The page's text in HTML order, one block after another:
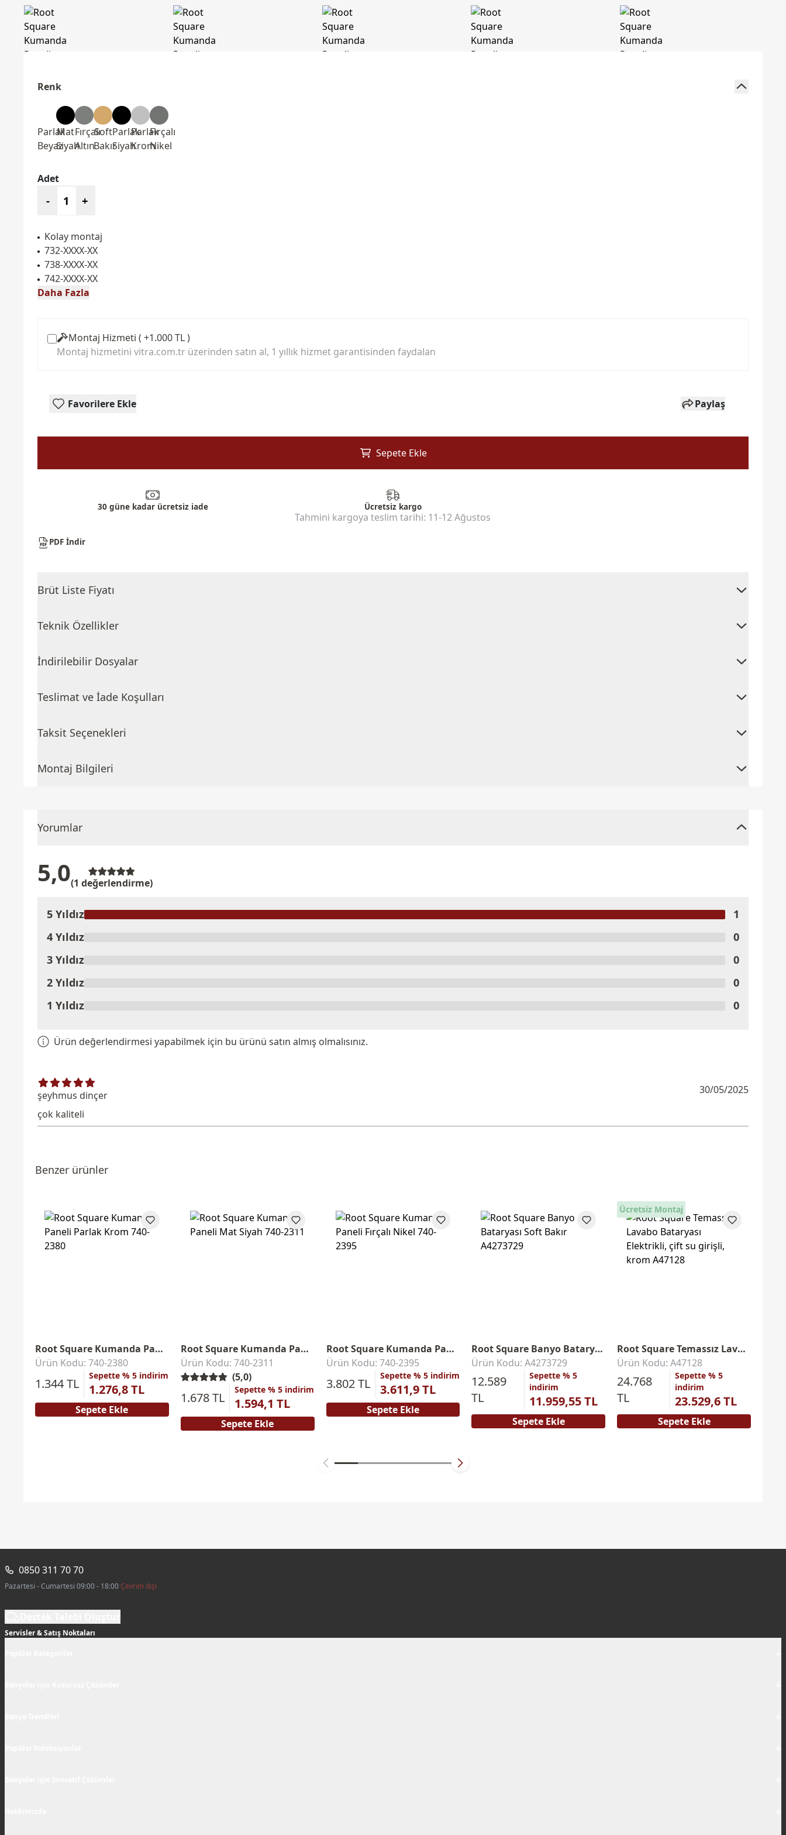
Renk
Parlak
Beyaz
Mat
Siyah
Fırçalı
Altın
Soft
Bakır
Parlak
Siyah
Parlak
Krom
Fırçalı
Nikel
Adet
- +
Kolay montaj
732-XXXX-XX
738-XXXX-XX
742-XXXX-XX
Daha Fazla
Montaj Hizmeti ( +1.000 TL )
Montaj hizmetini vitra.com.tr üzerinden satın al, 1 yıllık hizmet garantisinden faydalan
Favorilere Ekle Paylaş
Sepete Ekle
30 güne kadar ücretsiz iade Ücretsiz kargo
Tahmini kargoya teslim tarihi: 11-12 Ağustos
PDF İndir
Brüt Liste Fiyatı
Teknik Özellikler
İndirilebilir Dosyalar
Teslimat ve İade Koşulları
Taksit Seçenekleri
Montaj Bilgileri
Yorumlar
5,0(1 değerlendirme)
Ürünü Değerlendir
5 Yıldız
1
4 Yıldız
0
3 Yıldız
0
2 Yıldız
0
1 Yıldız
0
Ürün değerlendirmesi yapabilmek için bu ürünü satın almış olmalısınız.
şeyhmus dinçer
30/05/2025
çok kaliteli
Benzer ürünler
Root Square Kumanda Paneli
Ürün Kodu: 740-2380
1.344 TL
Sepette % 5 indirim
1.276,8 TL
Sepete Ekle
Root Square Kumanda Paneli
Ürün Kodu: 740-2311
(5,0)
1.678 TL
Sepette % 5 indirim
1.594,1 TL
Sepete Ekle
Root Square Kumanda Paneli
Ürün Kodu: 740-2395
3.802 TL
Sepette % 5 indirim
3.611,9 TL
Sepete Ekle
Root Square Banyo Bataryası
Ürün Kodu: A4273729
12.589
TL
Sepette % 5
indirim
11.959,55 TL
Sepete Ekle
Ücretsiz Montaj
Root Square Temassız Lavabo Bataryası
Ürün Kodu: A47128
24.768
TL
Sepette % 5
indirim
23.529,6 TL
Sepete Ekle
0850 311 70 70
Pazartesi - Cumartesi 09:00 - 18:00Çevrim dışı
Servisler & Satış Noktaları